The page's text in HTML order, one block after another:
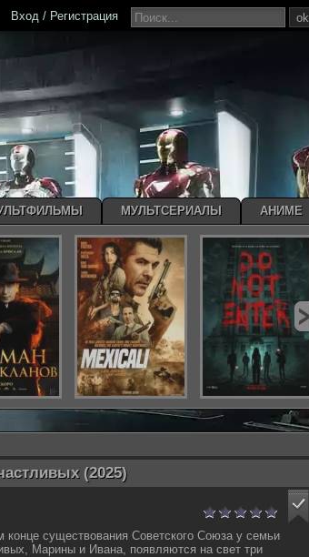
(2025)
конце существования Советского Союза у семьи
Марины и Ивана, появляются на свет три
ok
Вход / Регистрация
МУЛЬТСЕРИАЛЫ АНИМЕ